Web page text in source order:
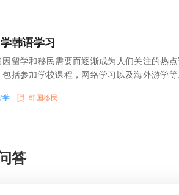
韩语学习
因留学和移民需要而逐渐成为人们关注的热
包括参加学校课程，网络学习以及海外游学
学 韩国移民
答